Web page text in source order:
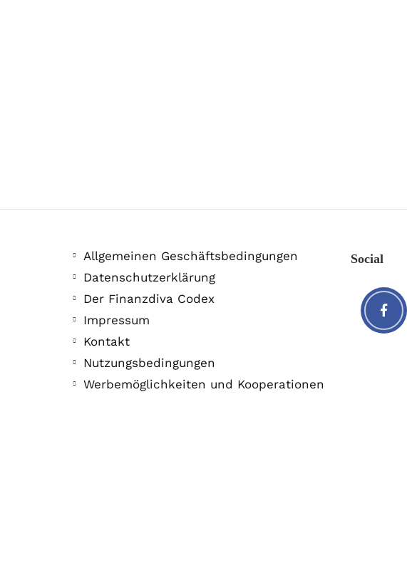
Allgemeinen Geschäftsbedingungen
Datenschutzerklärung
Der Finanzdiva Codex
Impressum
Kontakt
Nutzungsbedingungen
Werbemöglichkeiten und Kooperationen
Social